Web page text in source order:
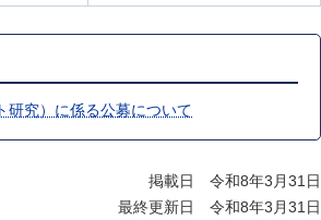
研究）に係る公募について
掲載日 令和8年3月31日
最終更新日 令和8年3月31日